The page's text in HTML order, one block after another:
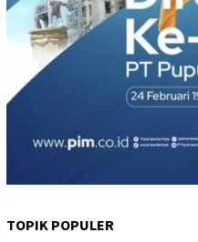
TOPIK POPULER